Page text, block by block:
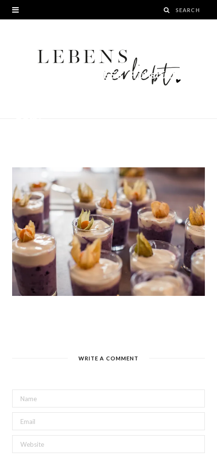
SFEED YOUR FITNESS_Frühstück
verbindet Overnight Oats mit
WRITE A COMMENT